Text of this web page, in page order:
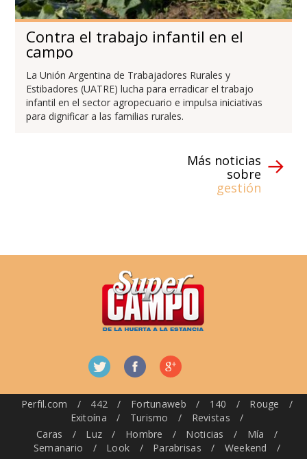
Contra el trabajo infantil en el
campo
La Unión Argentina de Trabajadores Rurales y
Estibadores (UATRE) lucha para erradicar el trabajo
infantil en el sector agropecuario e impulsa iniciativas
para dignificar a las familias rurales.
Más noticias
sobre
gestión
Perfil.com / 442 / Fortunaweb / 140 / Rouge
/
Exitoína
/ Turismo / Revistas
/
Caras
/ Luz / Hombre / Noticias / Mía
/
Semanario
/ Look / Parabrisas / Weekend /